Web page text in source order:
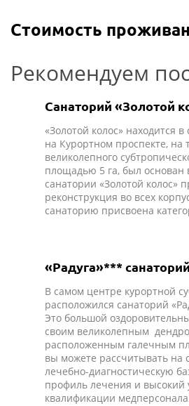
Стоимость
Рекомендуем
Санаторий «Золотой
«Золотой колос» находится
на Курортном проспекте, на
великолепного
площадью 5 га, был основан
санатории «Золотой колос»
реконструкция во всех
санаторию присвоена
«Радуга»*** санаторий
В самом центре курортной
расположился санаторий
Это большой
своим великолепным
расположенным галечным
вы можете рассчитывать на
лечебно-диагностическую
профиль лечения и высокий
квалификации